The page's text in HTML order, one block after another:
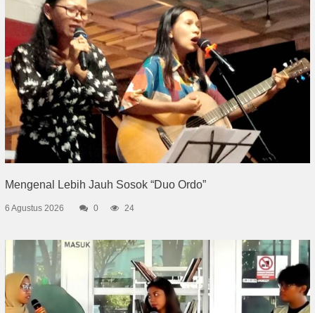
Mengenal Lebih Jauh Sosok “Duo Ordo”
6 Agustus 2026 0 24